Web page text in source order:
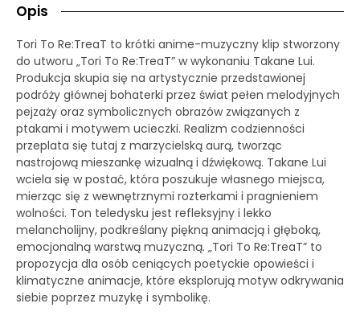
Opis
Tori To Re:TreaT to krótki anime-muzyczny klip stworzony
do utworu „Tori To Re:TreaT” w wykonaniu Takane Lui.
Produkcja skupia się na artystycznie przedstawionej
podróży głównej bohaterki przez świat pełen melodyjnych
pejzaży oraz symbolicznych obrazów związanych z
ptakami i motywem ucieczki. Realizm codzienności
przeplata się tutaj z marzycielską aurą, tworząc
nastrojową mieszankę wizualną i dźwiękową. Takane Lui
wciela się w postać, która poszukuje własnego miejsca,
mierząc się z wewnętrznymi rozterkami i pragnieniem
wolności. Ton teledysku jest refleksyjny i lekko
melancholijny, podkreślany piękną animacją i głęboką,
emocjonalną warstwą muzyczną. „Tori To Re:TreaT” to
propozycja dla osób ceniących poetyckie opowieści i
klimatyczne animacje, które eksplorują motyw odkrywania
siebie poprzez muzykę i symbolikę.